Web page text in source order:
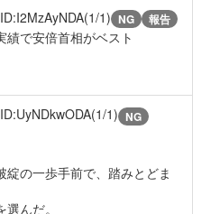
ID:I2MzAyNDA(1/1) NG 報告
績で安倍首相がベスト
ID:UyNDkwODA(1/1) NG
綻の一歩手前で、踏みとどま
んだ。